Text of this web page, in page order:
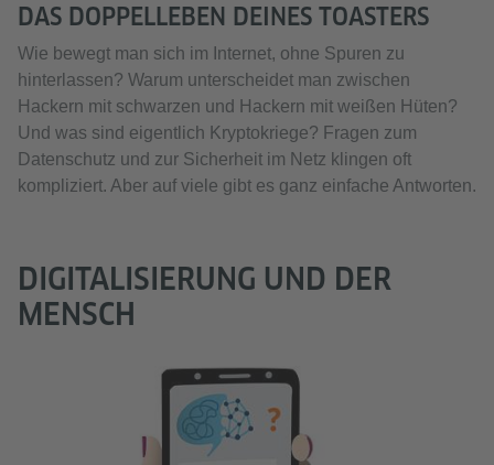
DAS DOPPELLEBEN DEINES TOASTERS
Wie bewegt man sich im Internet, ohne Spuren zu
hinterlassen? Warum unterscheidet man zwischen
Hackern mit schwarzen und Hackern mit weißen Hüten?
Und was sind eigentlich Kryptokriege? Fragen zum
Datenschutz und zur Sicherheit im Netz klingen oft
kompliziert. Aber auf viele gibt es ganz einfache Antworten.
DIGITALISIERUNG UND DER
MENSCH